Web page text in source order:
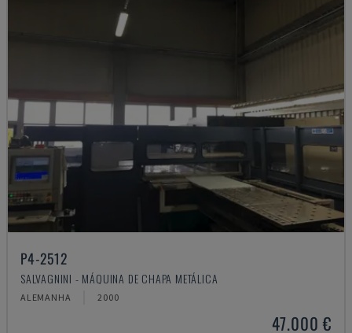
P4-2512
SALVAGNINI - MÁQUINA DE CHAPA METÁLICA
ALEMANHA 2000
47.000 €